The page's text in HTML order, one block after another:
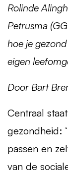
Rolinde
Petrusma (
hoe je
eigen
Door Bart
Centraal
gezondheid:
passen en
van de